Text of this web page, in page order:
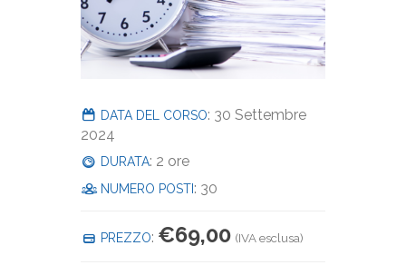
DATA DEL CORSO: 30 Settembre
2024
DURATA: 2 ore
NUMERO POSTI : 30
PREZZO: €69,00 (IVA esclusa)